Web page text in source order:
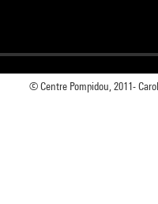
© Centre Pompidou, 2011-